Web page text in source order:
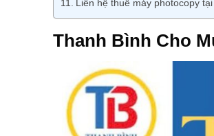
Liên hệ thuê máy photocopy
Thanh Bình Cho